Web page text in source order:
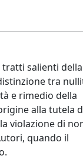
tratti salienti della
tra
e rimedio della
alla tutela
violazione di
quando il